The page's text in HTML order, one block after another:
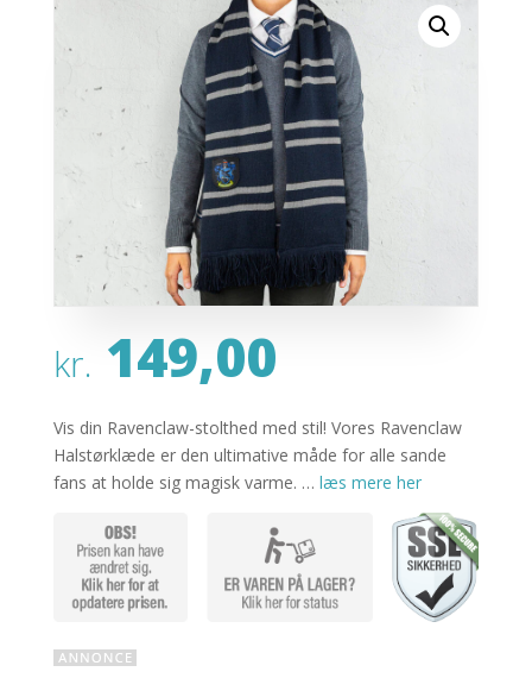
kr. 149,00
Vis din Ravenclaw-stolthed med stil! Vores Ravenclaw
Halstørklæde er den ultimative måde for alle sande
fans at holde sig magisk varme. … læs mere her